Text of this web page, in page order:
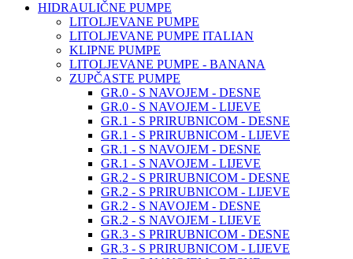
HIDRAULIČNE PUMPE
LITOLJEVANE PUMPE
LITOLJEVANE PUMPE ITALIAN
KLIPNE PUMPE
LITOLJEVANE PUMPE - BANANA
ZUPČASTE PUMPE
GR.0 - S NAVOJEM - DESNE
GR.0 - S NAVOJEM - LIJEVE
GR.1 - S PRIRUBNICOM - DESNE
GR.1 - S PRIRUBNICOM - LIJEVE
GR.1 - S NAVOJEM - DESNE
GR.1 - S NAVOJEM - LIJEVE
GR.2 - S PRIRUBNICOM - DESNE
GR.2 - S PRIRUBNICOM - LIJEVE
GR.2 - S NAVOJEM - DESNE
GR.2 - S NAVOJEM - LIJEVE
GR.3 - S PRIRUBNICOM - DESNE
GR.3 - S PRIRUBNICOM - LIJEVE